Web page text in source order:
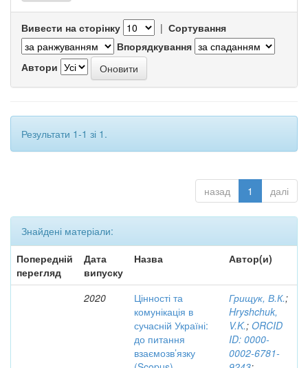
Вивести на сторінку | Сортування
Впорядкування
Автори
Результати 1-1 зі 1.
назад 1 далі
Знайдені матеріали:
Попередній
перегляд
Дата
випуску
Назва Автор(и)
2020
Цінності та
комунікація в
сучасній Україні:
до питання
взаємозв’язку
Грищук, В.К.;
Hryshchuk,
V.K.; ORCID
ID: 0000-
0002-6781-